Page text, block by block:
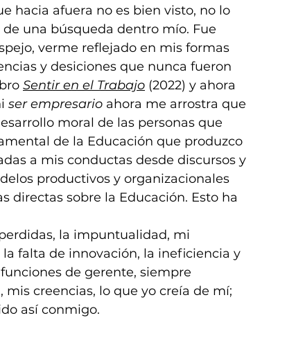
hacia afuera no es bien visto, no lo
una búsqueda dentro mío. Fue
verme reflejado en mis formas
y desiciones que nunca fueron
Sentir en el Trabajo (2022) y ahora
ser empresario ahora me arrostra que
moral de las personas que
de la Educación que produzco
a mis conductas desde discursos y
productivos y organizacionales
directas sobre la Educación. Esto ha
la impuntualidad, mi
la falta de innovación, la ineficiencia y
de gerente, siempre
creencias, lo que yo creía de mí;
así conmigo.